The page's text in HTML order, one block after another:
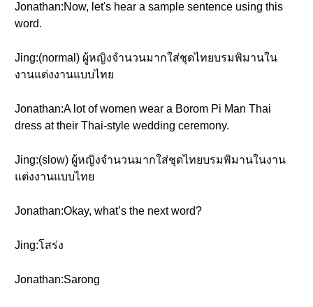
Jonathan:Now, let's hear a sample sentence using this
word.
Jing:(normal) ผู้หญิงจำนวนมากใส่ชุดไทยบรมพิมานใน
งานแต่งงานแบบไทย
Jonathan:A lot of women wear a Borom Pi Man Thai
dress at their Thai-style wedding ceremony.
Jing:(slow) ผู้หญิงจำนวนมากใส่ชุดไทยบรมพิมานในงาน
แต่งงานแบบไทย
Jonathan:Okay, what’s the next word?
Jing:โสร่ง
Jonathan:Sarong